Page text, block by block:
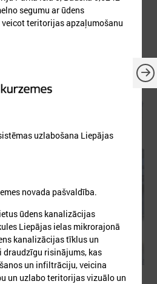
rīcības plāns (no angļu valodas:
Action Plan jeb SECAP) ir stratēģisks
konkrētus soļus, kā līdz 2030.
segumu ar ūdens
teritorijas apzaļumošanu
uzlabošana Liepājas
novada pašvaldība.
ūdens kanalizācijas
Liepājas ielas mikrorajonā
kanalizācijas tīklus un
risinājums, kas
un infiltrāciju, veicina
un uzlabo teritorijas vizuālo un